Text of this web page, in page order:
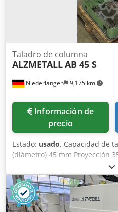
Niederlangen 9,175 km
Taladro de columna
ALZMETALLAB 45 S
Información de
precio
Estado: usado, Capacidad de
(diámetro) 45 mm Proyección
perforación 180 mm
30 - 765 rpm Tamaño de la
Apovuz Tvjrsf Requisito de
950kg Dimensiones 1200 x
alimentación automática -